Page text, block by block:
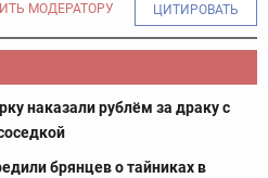
МОДЕРАТОРУ ЦИТИРОВАТЬ
наказали рублём за драку с
брянцев о тайниках в